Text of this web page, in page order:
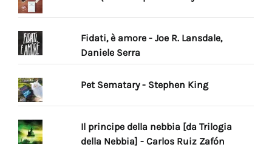
Fidati, è amore - Joe R. Lansdale,
Daniele Serra
Pet Sematary - Stephen King
Il principe della nebbia [da Trilogia
della Nebbia] - Carlos Ruiz Zafón